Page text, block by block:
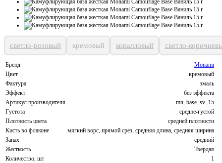
светло-розовый кремовый коралловый светло-
Бренд
Monami
Цвет
кремовый
Фактура
эмаль
Эффект
без эффекта
Артикул производителя
mn_base_sv_15
Густота
средне-густой
Плотность цвета
средней плотности
Кисть во флаконе
мягкий ворс, прямой срез, средняя длина, средняя ширина
Запах
средний
Жесткость
Твердая
Количество, шт
1